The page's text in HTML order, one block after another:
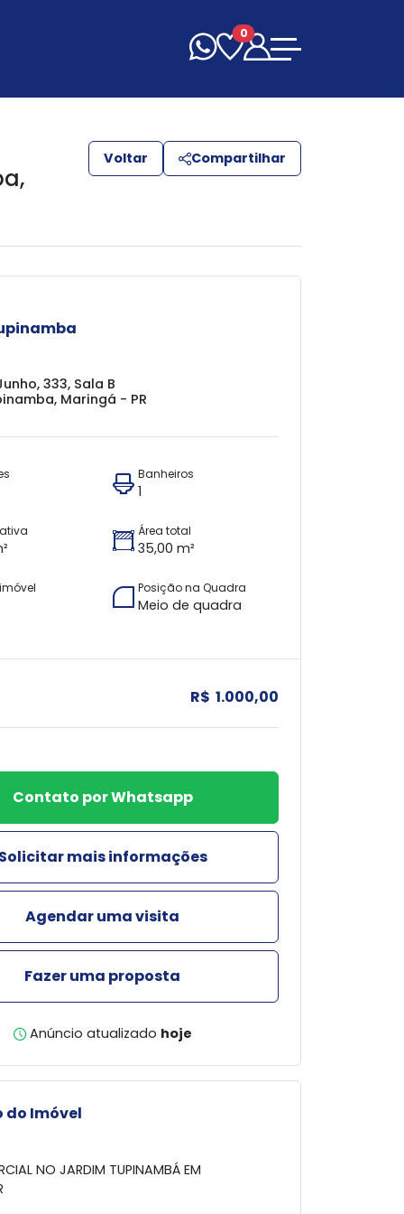
0
,
Voltar Compartilhar
333, Sala B
Maringá - PR
Banheiros
1
Área total
35,00 m²
Posição na Quadra
Meio de quadra
R$ 1.000,00
Contato por Whatsapp
Solicitar mais informações
Agendar uma visita
Fazer uma proposta
Anúncio atualizado hoje
do Imóvel
NO JARDIM TUPINAMBÁ EM